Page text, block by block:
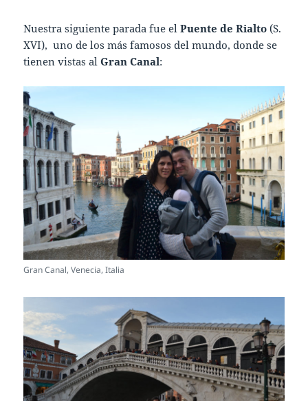
Nuestra siguiente parada fue elPuente de Rialto(S.
XVI), uno de los más famosos del mundo, donde se
tienen vistas alGran Canal:
Gran Canal, Venecia, Italia